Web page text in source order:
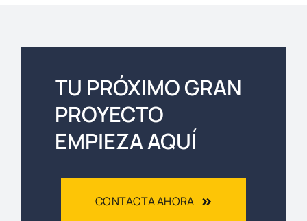
TU PRÓXIMO GRAN
PROYECTO
EMPIEZA AQUÍ
CONTACTA AHORA